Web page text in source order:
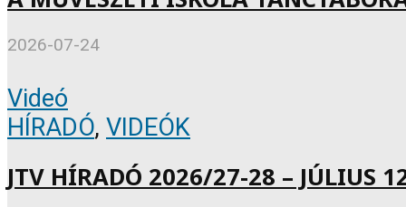
2026-07-24
Videó
HÍRADÓ, VIDEÓK
JTV HÍRADÓ 2026/27-28 – JÚLIUS